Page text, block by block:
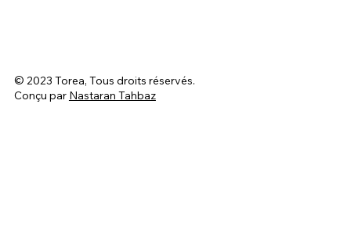
© 2023 Torea, Tous droits réservés.
Conçu par Nastaran Tahbaz